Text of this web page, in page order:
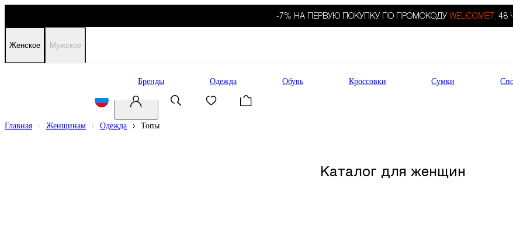
-7% НА ПЕРВУЮ ПОКУПКУ ПО ПРОМОКОДУ WELCOME7. 48
Женское Мужское
Бренды Одежда Обувь Кроссовки Сумки
Главная Женщинам Одежда Топы
Каталог для женщин